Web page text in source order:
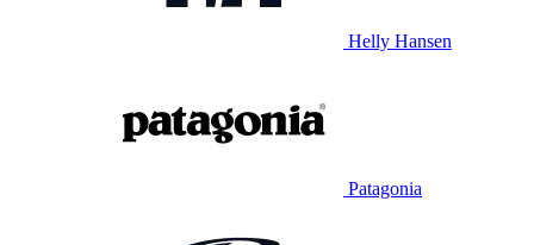
Helly Hansen
Patagonia